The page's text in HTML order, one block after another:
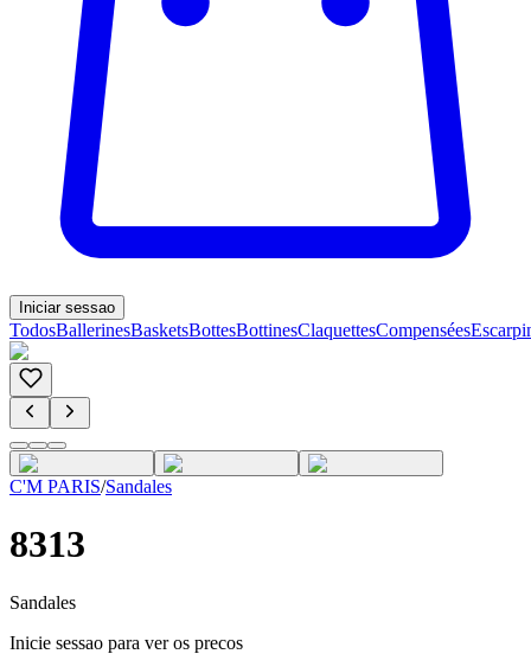
Iniciar sessao
TodosBallerinesBasketsBottesBottinesClaquettesCompensées
C'M PARIS/Sandales
8313
Sandales
Inicie sessao para ver os precos